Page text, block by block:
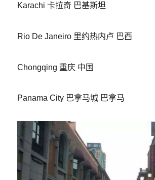
Karachi 卡拉奇 巴基斯坦
Rio De Janeiro 里约热内卢 巴西
Chongqing 重庆 中国
Panama City 巴拿马城 巴拿马